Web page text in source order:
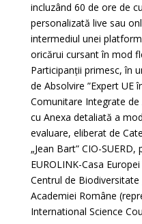
incluzând 60 de ore de
personalizată live sau
intermediul unei
oricărui cursant în mod
Participanții primesc, în
de Absolvire ”Expert UE
Comunitare Integrate de
cu Anexa detaliată a
evaluare, eliberat de
„Jean Bart” CIO-
EUROLINK-Casa
Centrul de Biodiversitate
Academiei Române
International Science